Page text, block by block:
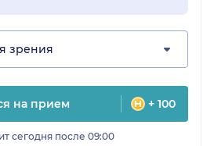
зрения
на прием + 100
сегодня после 09:00